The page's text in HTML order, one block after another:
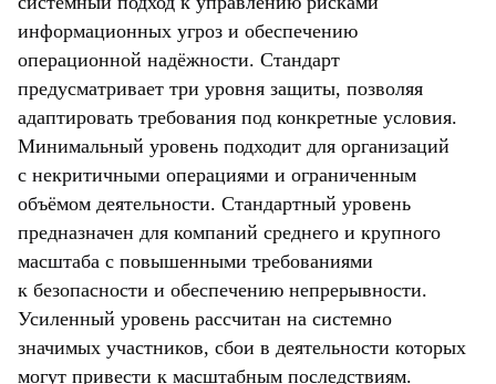
информационных угроз и обеспечению
операционной надёжности. Стандарт
предусматривает три уровня защиты, позволяя
адаптировать требования под конкретные условия.
Минимальный уровень подходит для организаций
с некритичными операциями и ограниченным
объёмом деятельности. Стандартный уровень
предназначен для компаний среднего и крупного
масштаба с повышенными требованиями
к безопасности и обеспечению непрерывности.
Усиленный уровень рассчитан на системно
значимых участников, сбои в деятельности которых
могут привести к масштабным последствиям.